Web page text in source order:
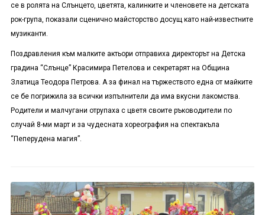
се в ролята на Слънцето, цветята, калинките и членовете на детската
рок-група, показали сценично майсторство досущ като най-известните
музиканти.
Поздравления към малките актьори отправиха директорът на Детска
градина “Слънце” Красимира Петелова и секретарят на Община
Златица Теодора Петрова. А за финал на тържеството една от майките
се бе погрижила за всички изпълнители да има вкусни лакомства.
Родители и малчугани отрупаха с цветя своите ръководители по
случай 8-ми март и за чудесната хореография на спектакъла
“Пеперудена магия”.